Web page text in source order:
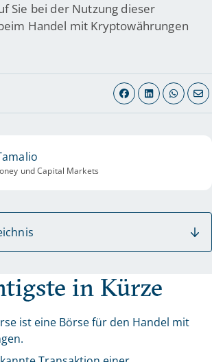
Sie bei der Nutzung dieser
Handel mit Kryptowährungen
und Capital Markets
in Kürze
ist eine Börse für den Handel mit